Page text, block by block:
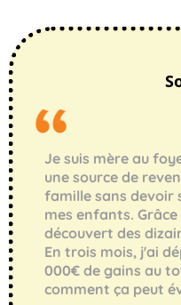
Je suis mère au
une source de
famille sans devoir
mes enfants.
découvert des
En trois mois, j'ai
000€ de gains au
comment ça peut